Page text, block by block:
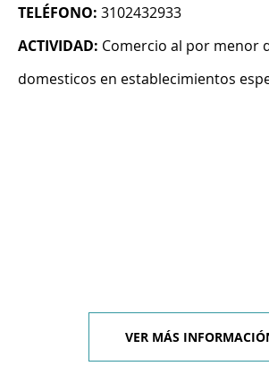
TELÉFONO: 3102432933
ACTIVIDAD: Comercio al por menor
domesticos en establecimientos
VER MÁS